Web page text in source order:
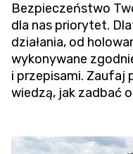
Bezpieczeństwo
dla nas priorytet.
działania, od
wykonywane
i przepisami.
wiedzą, jak zadbać